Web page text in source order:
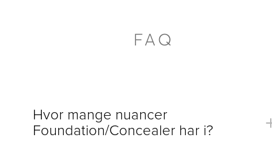
FAQ
Hvor mange nuancer
Foundation/Concealer har i?